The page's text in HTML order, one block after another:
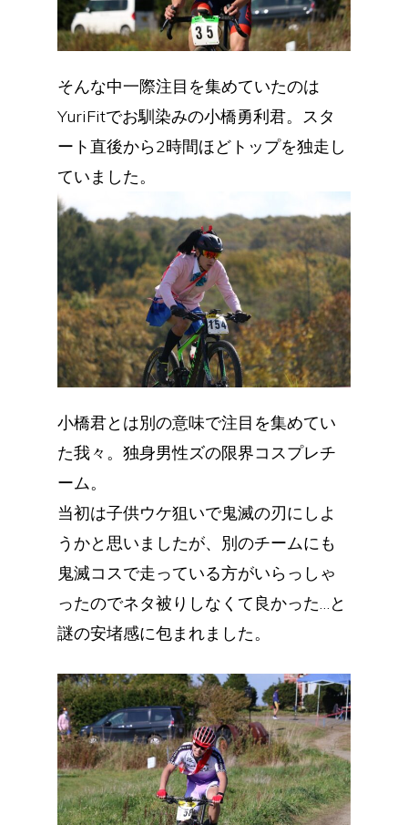
そんな中一際注目を集めていたのは
YuriFitでお馴染みの小橋勇利君。スタ
ート直後から2時間ほどトップを独走し
ていました。
小橋君とは別の意味で注目を集めてい
た我々。独身男性ズの限界コスプレチ
ーム。
当初は子供ウケ狙いで鬼滅の刃にしよ
うかと思いましたが、別のチームにも
鬼滅コスで走っている方がいらっしゃ
ったのでネタ被りしなくて良かった…と
謎の安堵感に包まれました。